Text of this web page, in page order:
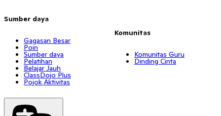
Sumber daya
Gagasan Besar
Poin
Sumber daya
Pelatihan
Belajar Jauh
ClassDojo Plus
Pojok Aktivitas
Komunitas
Komunitas Guru
Dinding Cinta